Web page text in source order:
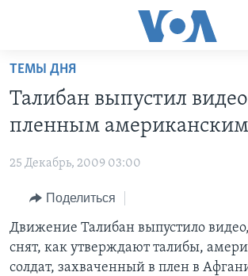
Перейти
основной
контент
навигации
Перейти
поиск
ГЛАВНОЕ
НОВОСТИ ЗА МИНУТУ
ИТОГИ
ПОЧЕМУ ЭТО ВАЖНО?
ДИСКУССИЯ VOA
УЧИМ АНГЛИЙСКИЙ
НАША АМЕРИКАНСКАЯ ИСТОРИЯ
А КАК В АМЕРИКЕ?
АРТЕФАКТЫ
ЭКСПЕРТИЗА
ИНТЕРВЬЮ
ФАКТЫ ПРОТИВ ФЕЙКОВ
ЗА СВОБОДУ ПРЕССЫ
ТЕМЫ ДНЯ
Талибан выпустил
пленным
25 Декабрь, 2009 03:00
Поделиться
Движение Талибан выпустило
снят, как утверждают талибы,
солдат, захваченный в плен в